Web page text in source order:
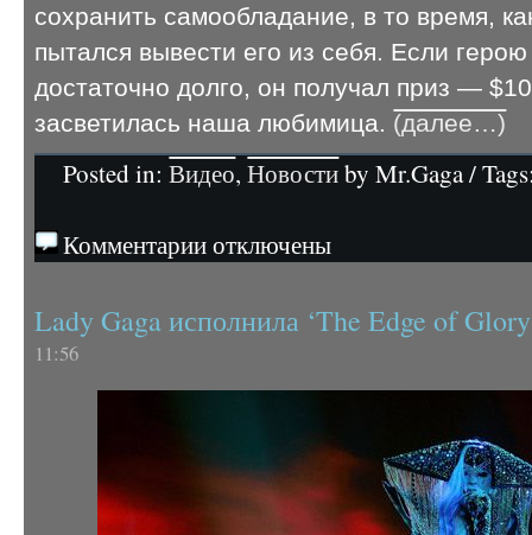
сохранить самообладание, в то время,
пытался вывести его из себя. Если
достаточно долго, он получал приз —
засветилась наша любимица. (далее…)
Posted in:Видео,Новостиby Mr.Gaga /
Комментарии отключены
Lady Gaga исполнила ‘The Edge of
11:56